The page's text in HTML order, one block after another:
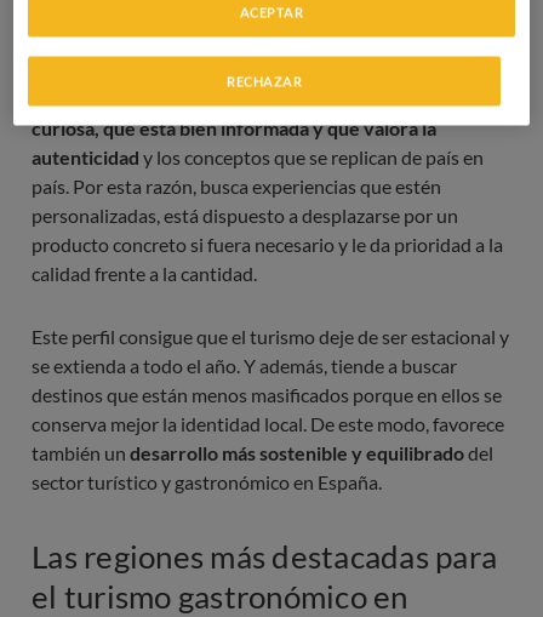
Perfil del turista gastronómico actual
curiosa, que está bien informada y que valora la
autenticidad y los conceptos que se replican de país en
país. Por esta razón, busca experiencias que estén
personalizadas, está dispuesto a desplazarse por un
producto concreto si fuera necesario y le da prioridad a la
calidad frente a la cantidad.
Este perfil consigue que el turismo deje de ser estacional y
se extienda a todo el año. Y además, tiende a buscar
destinos que están menos masificados porque en ellos se
conserva mejor la identidad local. De este modo, favorece
también un desarrollo más sostenible y equilibradodel
sector turístico y gastronómico en España.
Las regiones más destacadas para
el turismo gastronómico en
RECHAZAR
ACEPTAR